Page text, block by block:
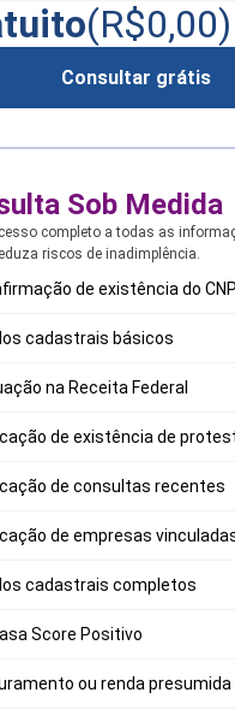
(R$0,00)
Consultar grátis
Sob Medida
completo a todas as
riscos de inadimplência.
de existência do
cadastrais básicos
na Receita Federal
de existência de
de consultas recentes
de empresas
cadastrais completos
Score Positivo
ou renda presumida